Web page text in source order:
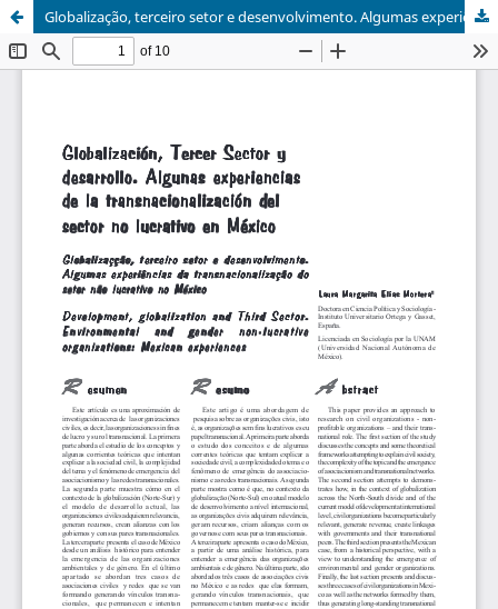
Globalização, terceiro setor e desenvolvimento. Algumas experiências da transnacionalização do setor não lucrativo no México